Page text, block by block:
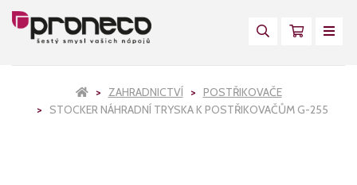
ZAHRADNICTVÍ
POSTŘIKOVAČE
STOCKER NÁHRADNÍ TRYSKA K POSTŘIKOVAČŮM G-255